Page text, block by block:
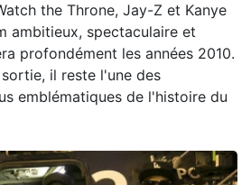
the Throne, Jay-Z et Kanye
ambitieux, spectaculaire et
profondément les années 2010.
il reste l'une des
emblématiques de l'histoire du